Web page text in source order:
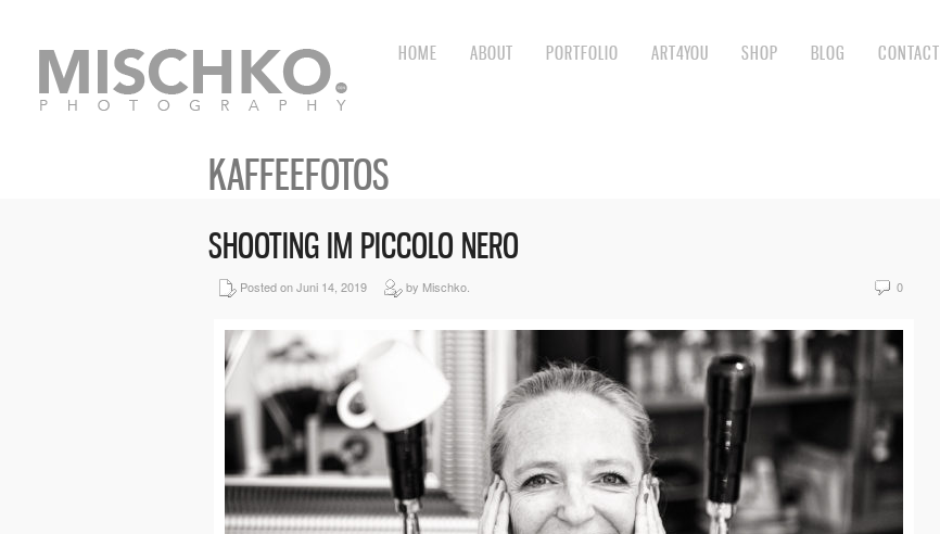
HOME ABOUT PORTFOLIO ART4YOU SHOP BLOG CONTACT
KAFFEEFOTOS
SHOOTING IM PICCOLO NERO
Posted on Juni 14, 2019 by Mischko. 0